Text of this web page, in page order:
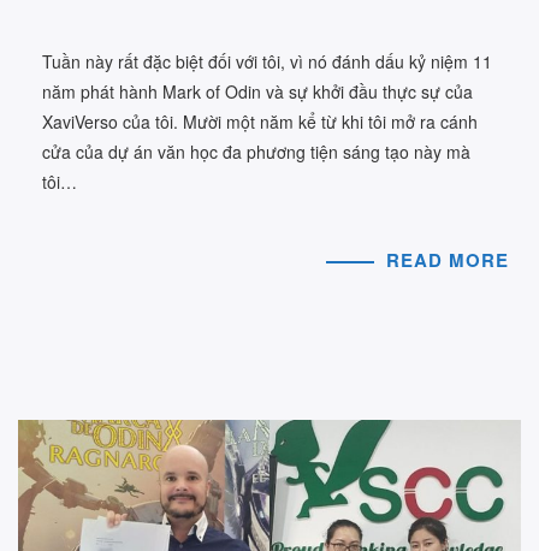
Tuần này rất đặc biệt đối với tôi, vì nó đánh dấu kỷ niệm 11
năm phát hành Mark of Odin và sự khởi đầu thực sự của
XaviVerso của tôi. Mười một năm kể từ khi tôi mở ra cánh
cửa của dự án văn học đa phương tiện sáng tạo này mà
tôi…
READ MORE